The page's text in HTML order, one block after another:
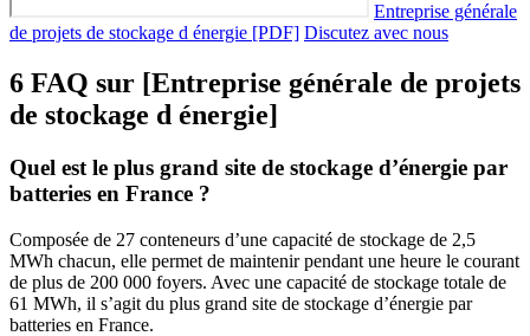
Entreprise générale
de projets de stockage d énergie [PDF] Discutez avec nous
6 FAQ sur [Entreprise générale de projets
de stockage d énergie]
Quel est le plus grand site de stockage d’énergie par
batteries en France ?
Composée de 27 conteneurs d’une capacité de stockage de 2,5
MWh chacun, elle permet de maintenir pendant une heure le courant
de plus de 200 000 foyers. Avec une capacité de stockage totale de
61 MWh, il s’agit du plus grand site de stockage d’énergie par
batteries en France.